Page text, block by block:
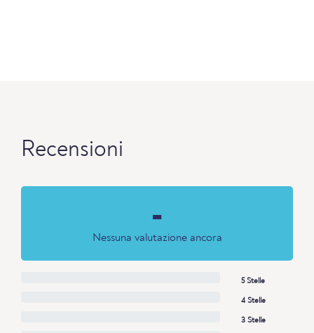
Recensioni
-
Nessuna valutazione ancora
5 Stelle
4 Stelle
3 Stelle